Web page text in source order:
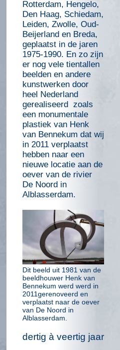
Rotterdam, Hengelo,
Den Haag, Schiedam,
Leiden, Zwolle, Oud-
Beijerland en Breda,
geplaatst in de jaren
1975-1990. En zo zijn
er nog vele tientallen
beelden en andere
kunstwerken door
heel Nederland
gerealiseerd zoals
een monumentale
plastiek van Henk
van Bennekum dat wij
in 2011 verplaatst
hebben naar een
nieuwe locatie aan de
oever van de rivier
De Noord in
Alblasserdam.
Dit beeld uit 1981 van de
beeldhouwer Henk van
Bennekum werd werd in
2011gerenoveerd en
verplaatst naar de oever
van De Noord in
Alblasserdam.
dertig à veertig jaar